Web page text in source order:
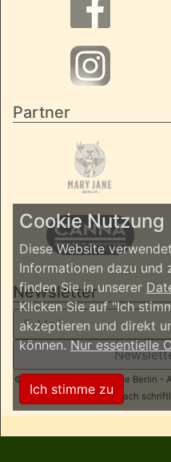
Partner
Newsletter
© 2026 ReggaeInBerlin.de Berlin -
nur nach
Cookie Nutzung
Diese Website
Informationen dazu und
finden Sie in unserer
Klicken Sie auf "Ich
akzeptieren und direkt
können.Nur essentielle
Ich stimme zu